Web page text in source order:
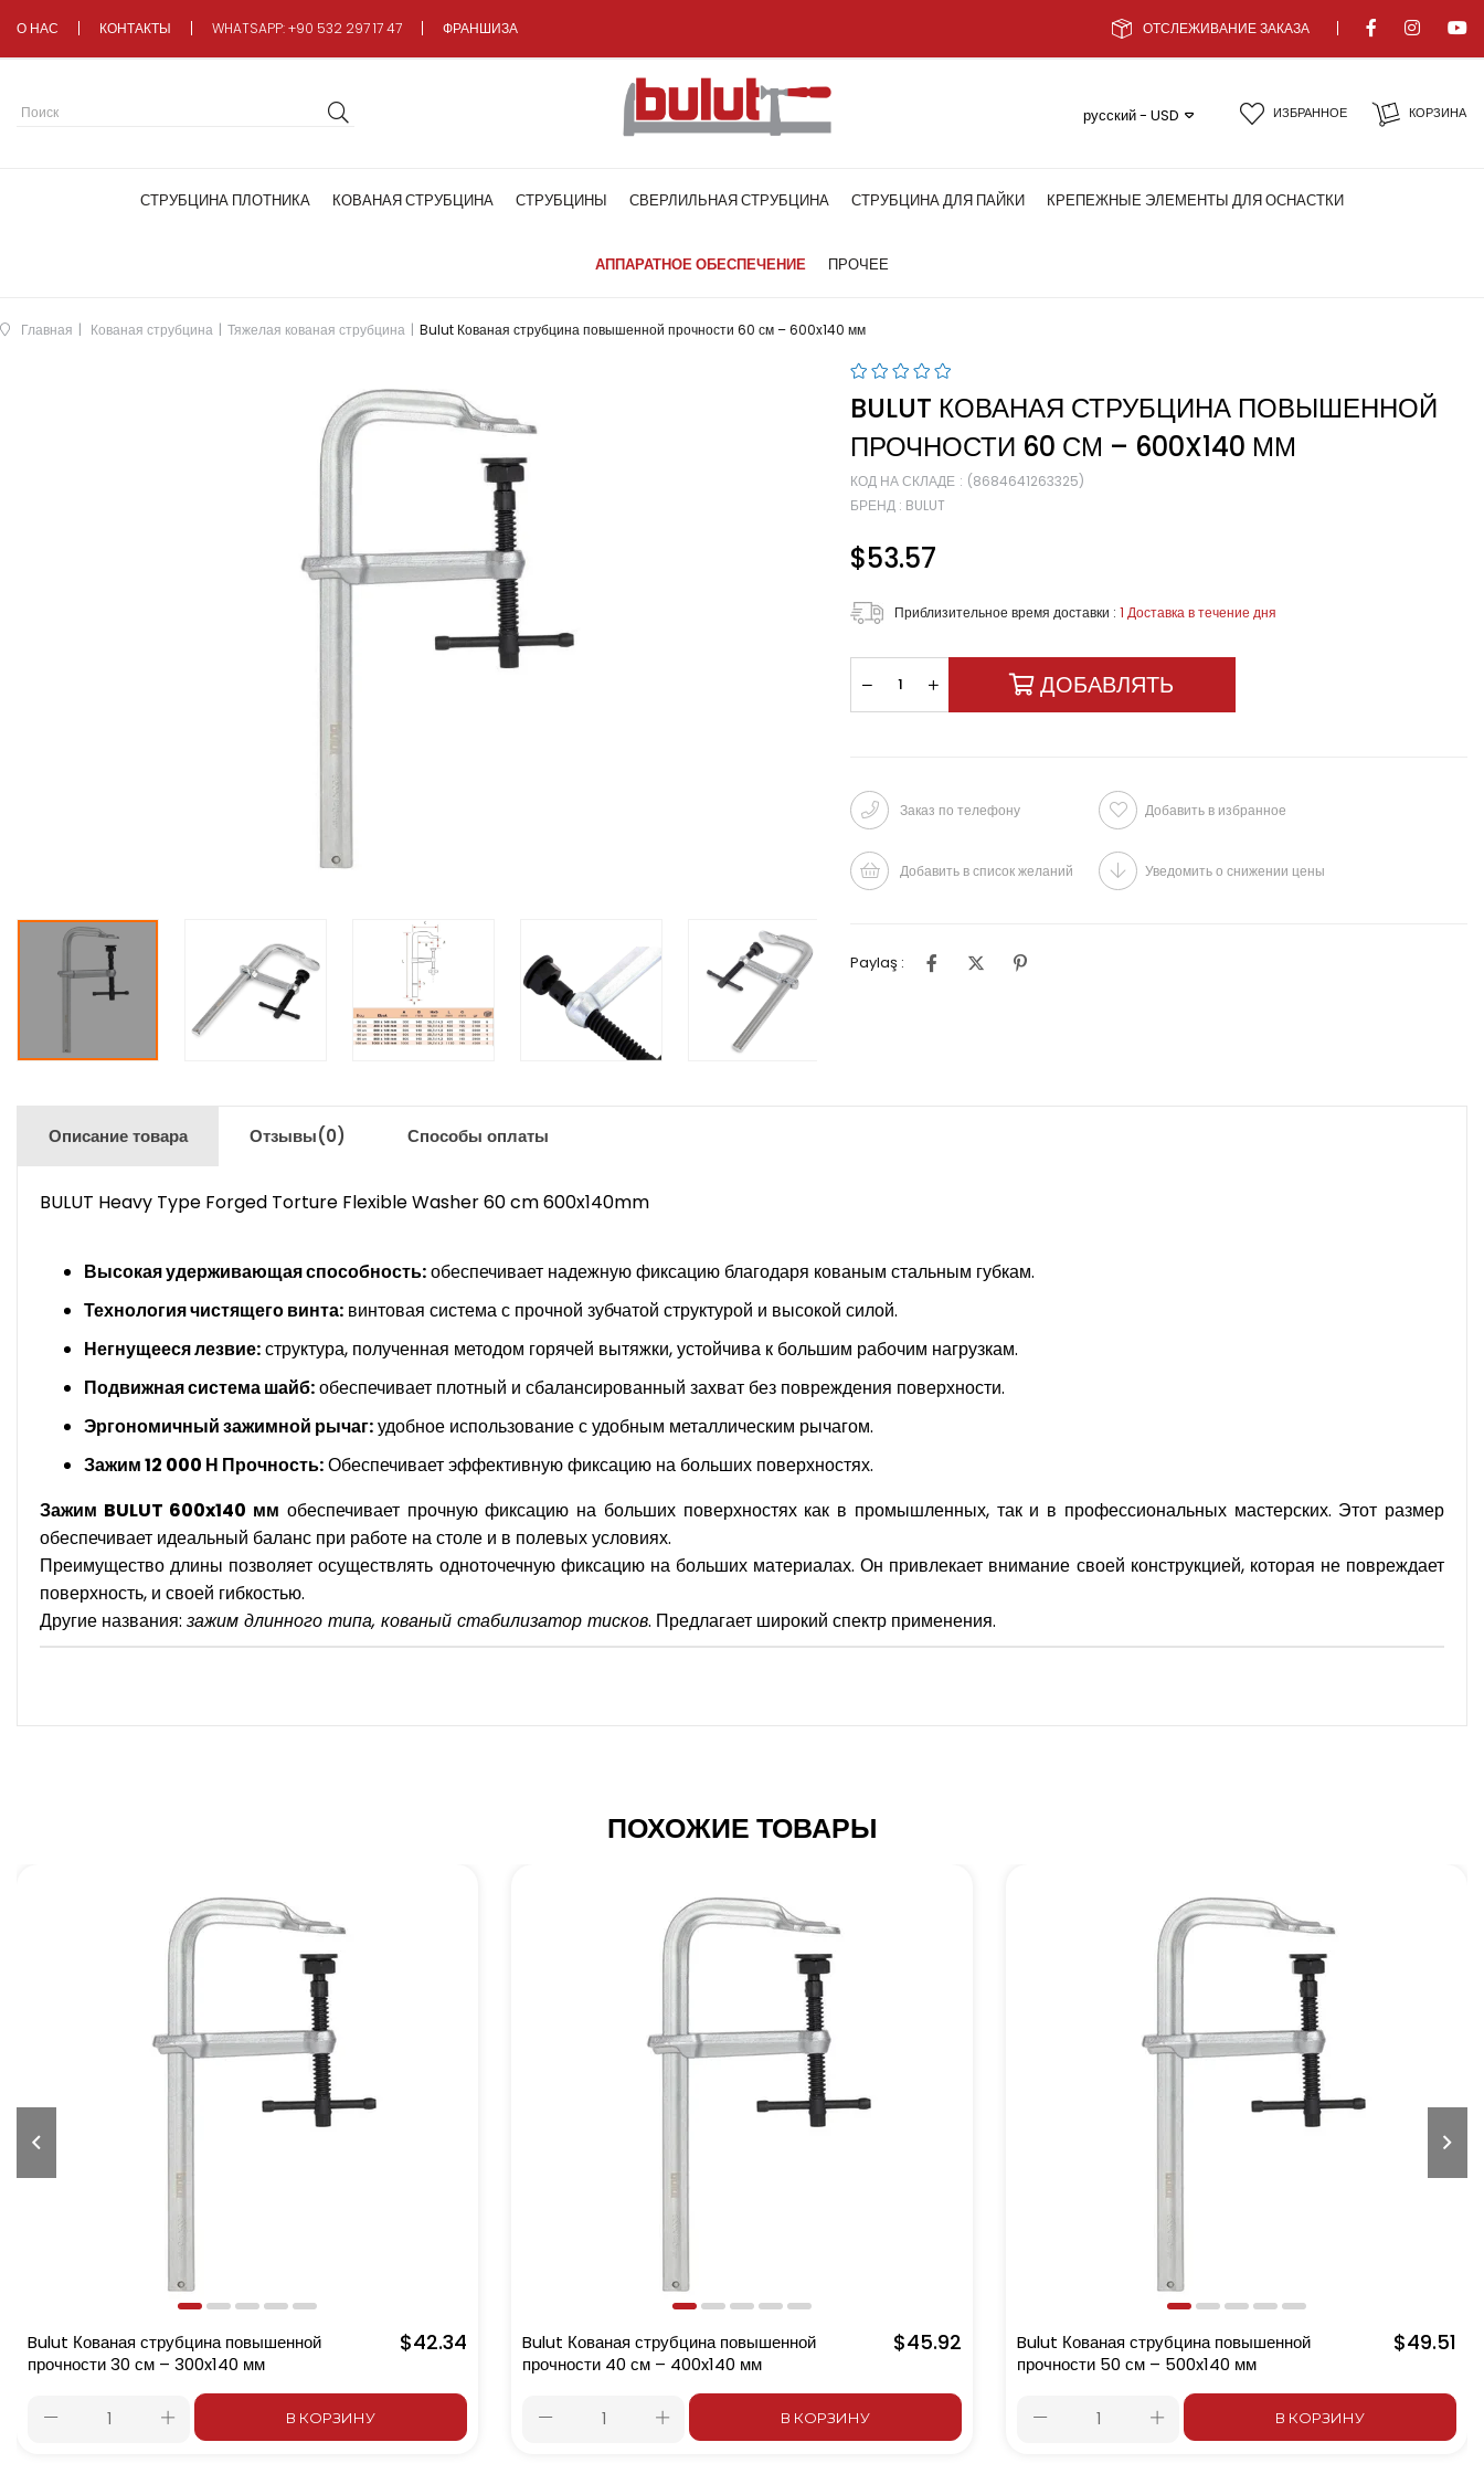
О НАС КОНТАКТЫ WHATSAPP: +90 532 297 17 47 ФРАНШИЗА ОТСЛЕЖИВАНИЕ ЗАКАЗА
КОРЗИНА
ИЗБРАННОЕ
русский - USD
СТРУБЦИНА ПЛОТНИКА КОВАНАЯ СТРУБЦИНА СТРУБЦИНЫ СВЕРЛИЛЬНАЯ СТРУБЦИНА СТРУБЦИНА ДЛЯ ПАЙКИ КРЕПЕЖНЫЕ ЭЛЕМЕНТЫ ДЛЯ ОСНАСТКИ
АППАРАТНОЕ ОБЕСПЕЧЕНИЕ ПРОЧЕЕ
Главная Кованая струбцина Тяжелая кованая струбцина Bulut Кованая струбцина повышенной прочности 60 см – 600x140 мм
BULUT КОВАНАЯ СТРУБЦИНА ПОВЫШЕННОЙ
ПРОЧНОСТИ 60 СМ – 600X140 ММ
КОД НА СКЛАДЕ
(8684641263325)
БРЕНД : BULUT
$53.57
Приблизительное время доставки : 1 Доставка в течение дня
Заказ по телефону Добавить в избранное
Добавить в список желаний Уведомить о снижении цены
Paylaş :
Описание товара Отзывы(0) Способы оплаты
BULUT Heavy Type Forged Torture Flexible Washer 60 cm 600x140mm
Высокая удерживающая способность:обеспечивает надежную фиксацию благодаря кованым стальным губкам.
Технология чистящего винта: винтовая система с прочной зубчатой ​​структурой и высокой силой.
Негнущееся лезвие:структура, полученная методом горячей вытяжки, устойчива к большим рабочим нагрузкам.
Подвижная система шайб:обеспечивает плотный и сбалансированный захват без повреждения поверхности.
Эргономичный зажимной рычаг:удобное использование с удобным металлическим рычагом.
Зажим 12 000 Н Прочность:Обеспечивает эффективную фиксацию на больших поверхностях.
Зажим BULUT 600x140 мм обеспечивает прочную фиксацию на больших поверхностях как в промышленных, так и в профессиональных мастерских. Этот размер
обеспечивает идеальный баланс при работе на столе и в полевых условиях.
Преимущество длины позволяет осуществлять одноточечную фиксацию на больших материалах. Он привлекает внимание своей конструкцией, которая не повреждает
поверхность, и своей гибкостью.
Другие названия: зажим длинного типа, кованый стабилизатор тисков. Предлагает широкий спектр применения.
ПОХОЖИЕ ТОВАРЫ
Bulut Кованая струбцина повышенной
прочности 30 см – 300x140 мм
$42.34
В КОРЗИНУ
Bulut Кованая струбцина повышенной
прочности 40 см – 400x140 мм
$45.92
В КОРЗИНУ
Bulut Кованая струбцина повышенной
прочности 50 см – 500x140 мм
$49.51
В КОРЗИНУ